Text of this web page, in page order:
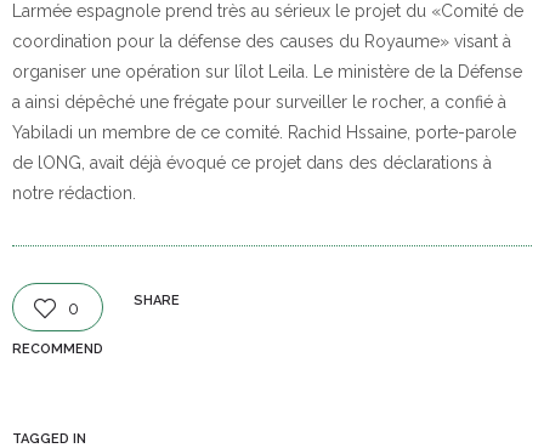
Larmée espagnole prend très au sérieux le projet du «Comité de
coordination pour la défense des causes du Royaume» visant à
organiser une opération sur lîlot Leila. Le ministère de la Défense
a ainsi dépêché une frégate pour surveiller le rocher, a confié à
Yabiladi un membre de ce comité. Rachid Hssaine, porte-parole
de lONG, avait déjà évoqué ce projet dans des déclarations à
notre rédaction.
0
RECOMMEND
SHARE
TAGGED IN